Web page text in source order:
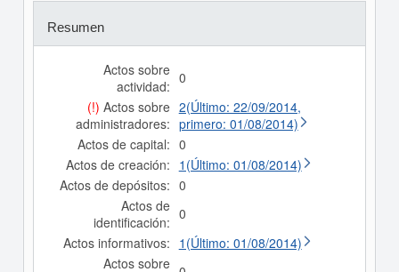
Resumen
Actos sobre
actividad: 0
(!) Actos sobre
administradores:
2(Último: 22/09/2014,
primero: 01/08/2014)
Actos de capital: 0
Actos de creación: 1(Último: 01/08/2014)
Actos de depósitos: 0
Actos de
identificación: 0
Actos informativos: 1(Último: 01/08/2014)
Actos sobre